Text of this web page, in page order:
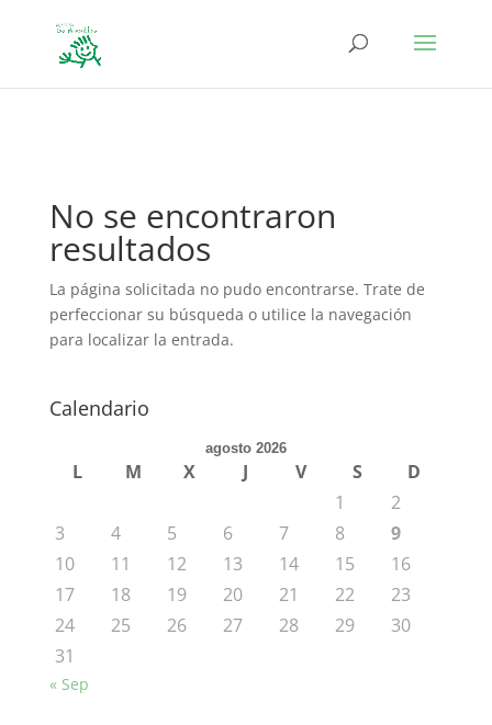
No se encontraron
resultados
La página solicitada no pudo encontrarse. Trate de
perfeccionar su búsqueda o utilice la navegación
para localizar la entrada.
Calendario
agosto 2026
L M X J V S
D
1
2
3
4 5 6 7 8
9
10
11 12 13 14 15
16
17
18 19 20 21 22
23
24
25 26 27 28 29
30
31
« Sep